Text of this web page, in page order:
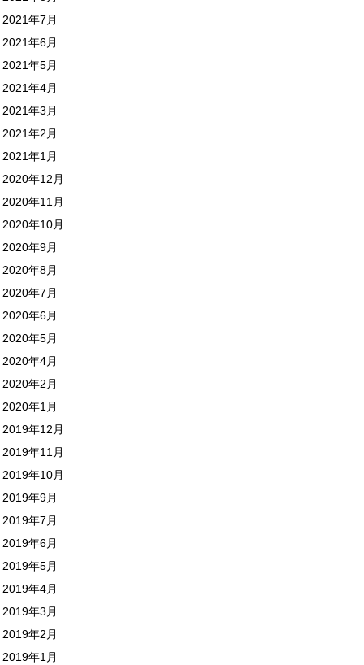
2021年7月
2021年6月
2021年5月
2021年4月
2021年3月
2021年2月
2021年1月
2020年12月
2020年11月
2020年10月
2020年9月
2020年8月
2020年7月
2020年6月
2020年5月
2020年4月
2020年2月
2020年1月
2019年12月
2019年11月
2019年10月
2019年9月
2019年7月
2019年6月
2019年5月
2019年4月
2019年3月
2019年2月
2019年1月